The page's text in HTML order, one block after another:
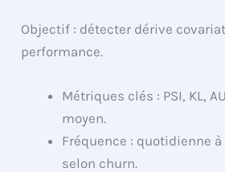
Objectif : détecter dérive
performance.
Métriques clés : PSI, KL,
moyen.
Fréquence : quotidienne
selon churn.